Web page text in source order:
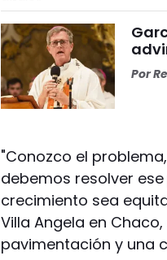
Por
"Conozco el
debemos resolver
crecimiento sea
Villa Angela en
pavimentación y una